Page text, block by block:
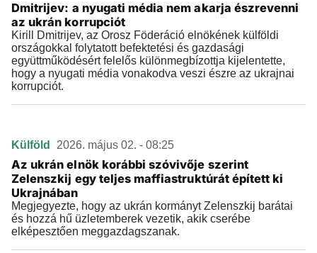
Dmitrijev: a nyugati média nem akarja észrevenni
az ukrán korrupciót
Kirill Dmitrijev, az Orosz Föderáció elnökének külföldi
országokkal folytatott befektetési és gazdasági
együttműködésért felelős különmegbízottja kijelentette,
hogy a nyugati média vonakodva veszi észre az ukrajnai
korrupciót.
Külföld 2026. május 02. - 08:25
Az ukrán elnök korábbi szóvivője szerint
Zelenszkij egy teljes maffiastruktúrát épített ki
Ukrajnában
Megjegyezte, hogy az ukrán kormányt Zelenszkij barátai
és hozzá hű üzletemberek vezetik, akik cserébe
elképesztően meggazdagszanak.